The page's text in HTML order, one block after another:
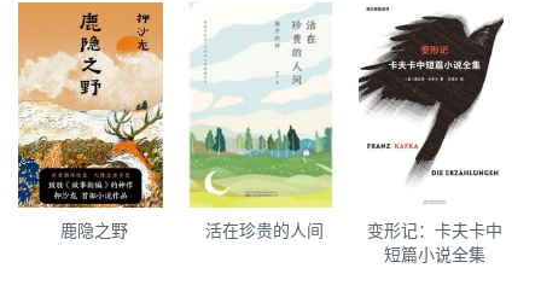
鹿隐之野 活在珍贵的人间
变形记：卡夫卡中
短篇小说全集